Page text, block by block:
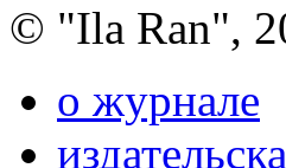
© "Ila Ran",
о журнале